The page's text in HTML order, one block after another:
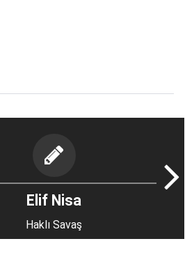
Elif Nisa
Haklı Savaş